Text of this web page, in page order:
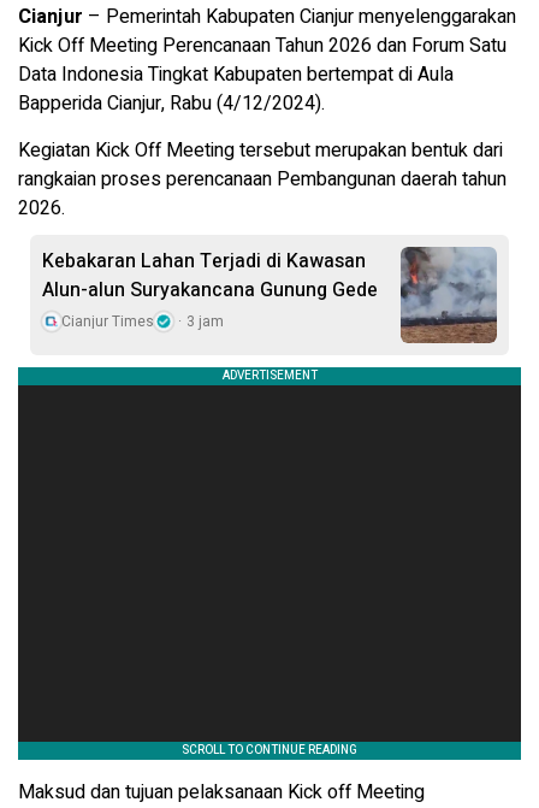
Cianjur – Pemerintah Kabupaten Cianjur menyelenggarakan
Kick Off Meeting Perencanaan Tahun 2026 dan Forum Satu
Data Indonesia Tingkat Kabupaten bertempat di Aula
Bapperida Cianjur, Rabu (4/12/2024).
Kegiatan Kick Off Meeting tersebut merupakan bentuk dari
rangkaian proses perencanaan Pembangunan daerah tahun
2026.
Kebakaran Lahan Terjadi di Kawasan
Alun-alun Suryakancana Gunung Gede
Cianjur Times 3 jam
Maksud dan tujuan pelaksanaan Kick off Meeting